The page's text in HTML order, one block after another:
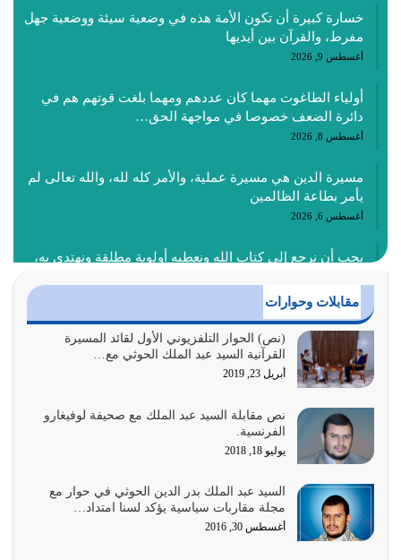
خسارة كبيرة أن تكون الأمة هذه في وضعية سيئة ووضعية جهل
مفرط، والقرآن بين أيديها
أغسطس 9, 2026
أولياء الطاغوت مهما كان عددهم ومهما بلغت قوتهم هم في
دائرة الضعف خصوصا في مواجهة الحق…
أغسطس 8, 2026
مسيرة الدين هي مسيرة عملية، والأمر كله لله، والله تعالى لم
يأمر بطاعة الظالمين
أغسطس 6, 2026
يجب أن نرجع إلى كتاب الله ونعطيه أولوية مطلقة ونهتدي به،
أغسطس 4, 2026
عندما لم تؤخذ منهجية تعليم الناس من خلال القرآن الكريم
حصل ضياع للأمة وضياع للأجيال
أغسطس 3, 2026
الغاية من الصلاة هو ذكر الله (أقم الصلاة لذكري) إضافة إلى
{وَأَعِدُّوا لَهُمْ مَا…
أغسطس 2, 2026
السبب الرئيسي لشقاء الأمة الابتعاد عن كتاب الله والتعدي
لحدود الله بالإضافات للدين
أغسطس 1, 2026
مقابلات وحوارات
(نص) الحوار التلفزيوني الأول لقائد المسيرة
القرآنية السيد عبد الملك الحوثي مع…
أبريل 23, 2019
نص مقابلة السيد عبد الملك مع صحيفة لوفيغارو
الفرنسية.
يوليو 18, 2018
السيد عبد الملك بدر الدين الحوثي في حوار مع
مجلة مقاربات سياسية يؤكد لسنا امتداد…
أغسطس 30, 2016